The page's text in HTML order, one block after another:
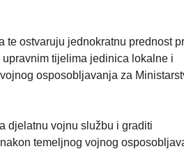
te ostvaruju jednokratnu prednost
tijelima jedinica lokalne i
osposobljavanja za
djelatnu vojnu službu i graditi
temeljnog vojnog